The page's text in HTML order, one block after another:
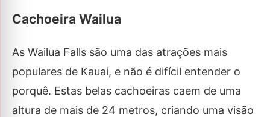
Cachoeira Wailua
As Wailua Falls são uma das atrações mais
populares de Kauai, e não é difícil entender o
porquê. Estas belas cachoeiras caem de uma
altura de mais de 24 metros, criando uma visão